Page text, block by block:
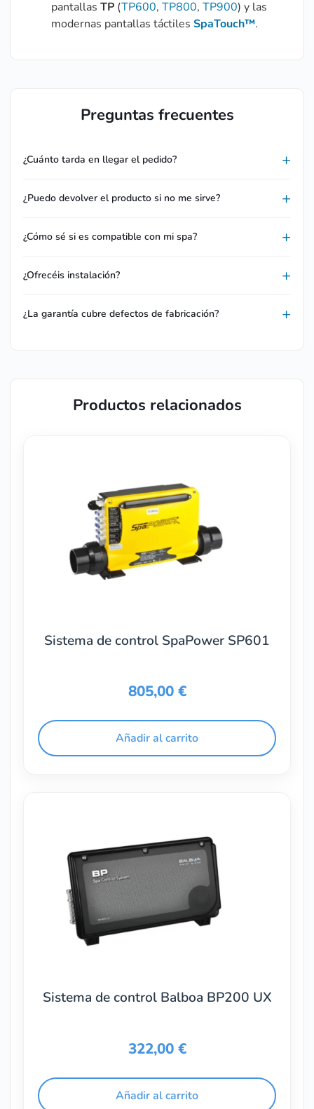
pantallas TP (TP600, TP800, TP900) y las
modernas pantallas táctiles SpaTouch™.
Preguntas frecuentes
¿Cuánto tarda en llegar el pedido?
¿Puedo devolver el producto si no me sirve?
¿Cómo sé si es compatible con mi spa?
¿Ofrecéis instalación?
¿La garantía cubre defectos de fabricación?
Productos relacionados
Sistema de control SpaPower SP601
805,00 €
Añadir al carrito
Sistema de control Balboa BP200 UX
322,00 €
Añadir al carrito